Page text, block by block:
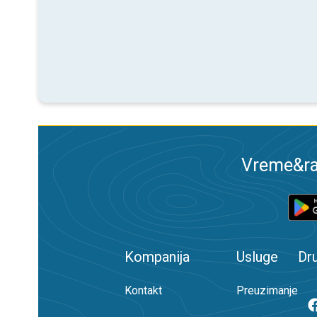
Kompanija
Kontakt
Usluge
Preuzimanje